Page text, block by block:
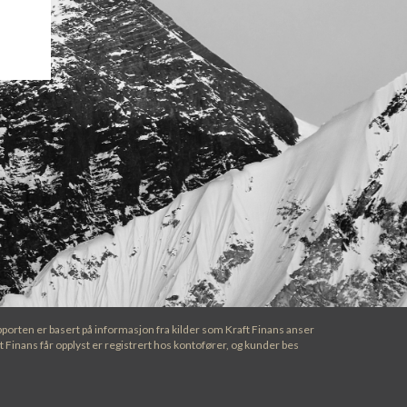
er basert på informasjon fra kilder som Kraft Finans anser
får opplyst er registrert hos kontofører, og kunder bes